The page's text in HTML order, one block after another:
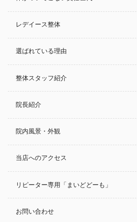
レデイース整体
選ばれている理由
整体スタッフ紹介
院長紹介
院内風景・外観
当店へのアクセス
リピーター専用「まいどどーも」
お問い合わせ